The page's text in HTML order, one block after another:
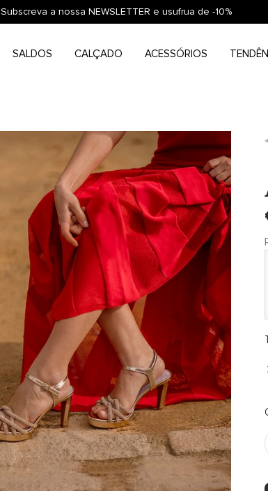
Subscreva a nossa NEWSLETTER e usufrua de -10%
SALDOS CALÇADO ACESSÓRIOS